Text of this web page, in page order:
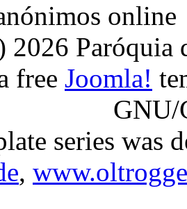
online
2026 Paróquia
free Joomla!
GNU/
series was
,